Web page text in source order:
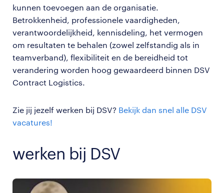
kunnen toevoegen aan de organisatie.
Betrokkenheid, professionele vaardigheden,
verantwoordelijkheid, kennisdeling, het vermogen
om resultaten te behalen (zowel zelfstandig als in
teamverband), flexibiliteit en de bereidheid tot
verandering worden hoog gewaardeerd binnen DSV
Contract Logistics.
Zie jij jezelf werken bij DSV? Bekijk dan snel alle DSV
vacatures!
werken bij DSV